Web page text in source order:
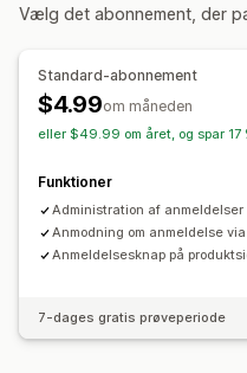
Automatiseringer
Vælg det abonnement, der
Standard-abonnement
$4.99om måneden
eller $49.99 om året, og spar 17
Funktioner
Administration af anmeldelser
Anmodning om anmeldelse
Anmeldelsesknap på
7-dages gratis prøveperiode